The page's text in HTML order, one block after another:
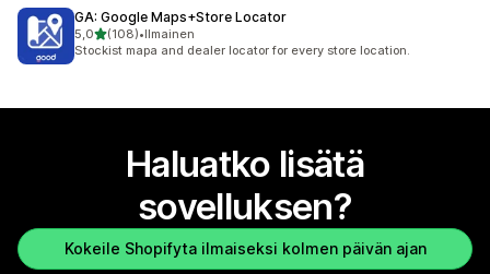
GA: Google Maps+Store Locator
5,0/ 5 tähteä
(108)
108 arvostelua yhteensä
•Ilmainen
Stockist mapa and dealer locator for every store location.
Haluatko lisätä
sovelluksen?
Kokeile Shopifyta ilmaiseksi kolmen päivän ajan